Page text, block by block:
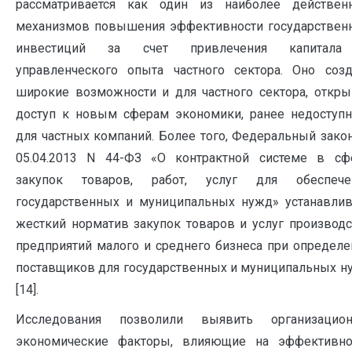
рассматривается как один из наиболее
механизмов повышения эффективности
инвестиций за счет привлечения
управленческого опыта частного сектора. Оно
широкие возможности и для частного сектора,
доступ к новым сферам экономики, ранее
для частных компаний. Более того, Федеральный
05.04.2013 N 44-ФЗ «О контрактной системе в
закупок товаров, работ, услуг для
государственных и муниципальных нужд»
жесткий норматив закупок товаров и услуг
предприятий малого и среднего бизнеса при
поставщиков для государственных и муниципальных
[14].
Исследования позволили выявить
экономические факторы, влияющие на